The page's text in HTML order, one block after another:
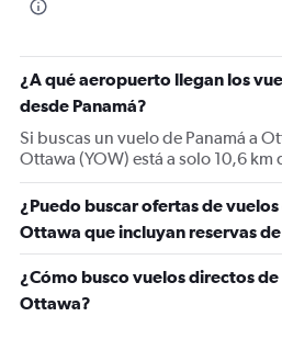
¿A qué aeropuerto llegan los
desde Panamá?
Si buscas un vuelo de Panamá a
Ottawa (YOW) está a solo 10,6
¿Puedo buscar ofertas de vuelos
Ottawa que incluyan reservas
¿Cómo busco vuelos directos de
Ottawa?